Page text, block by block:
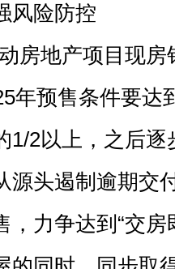
风险防控
房地产项目现
年预售条件要达
1/2以上，之后
源头遏制逾期交
，力争达到“交